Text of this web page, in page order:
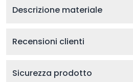
Descrizione materiale
Recensioni clienti
Sicurezza prodotto